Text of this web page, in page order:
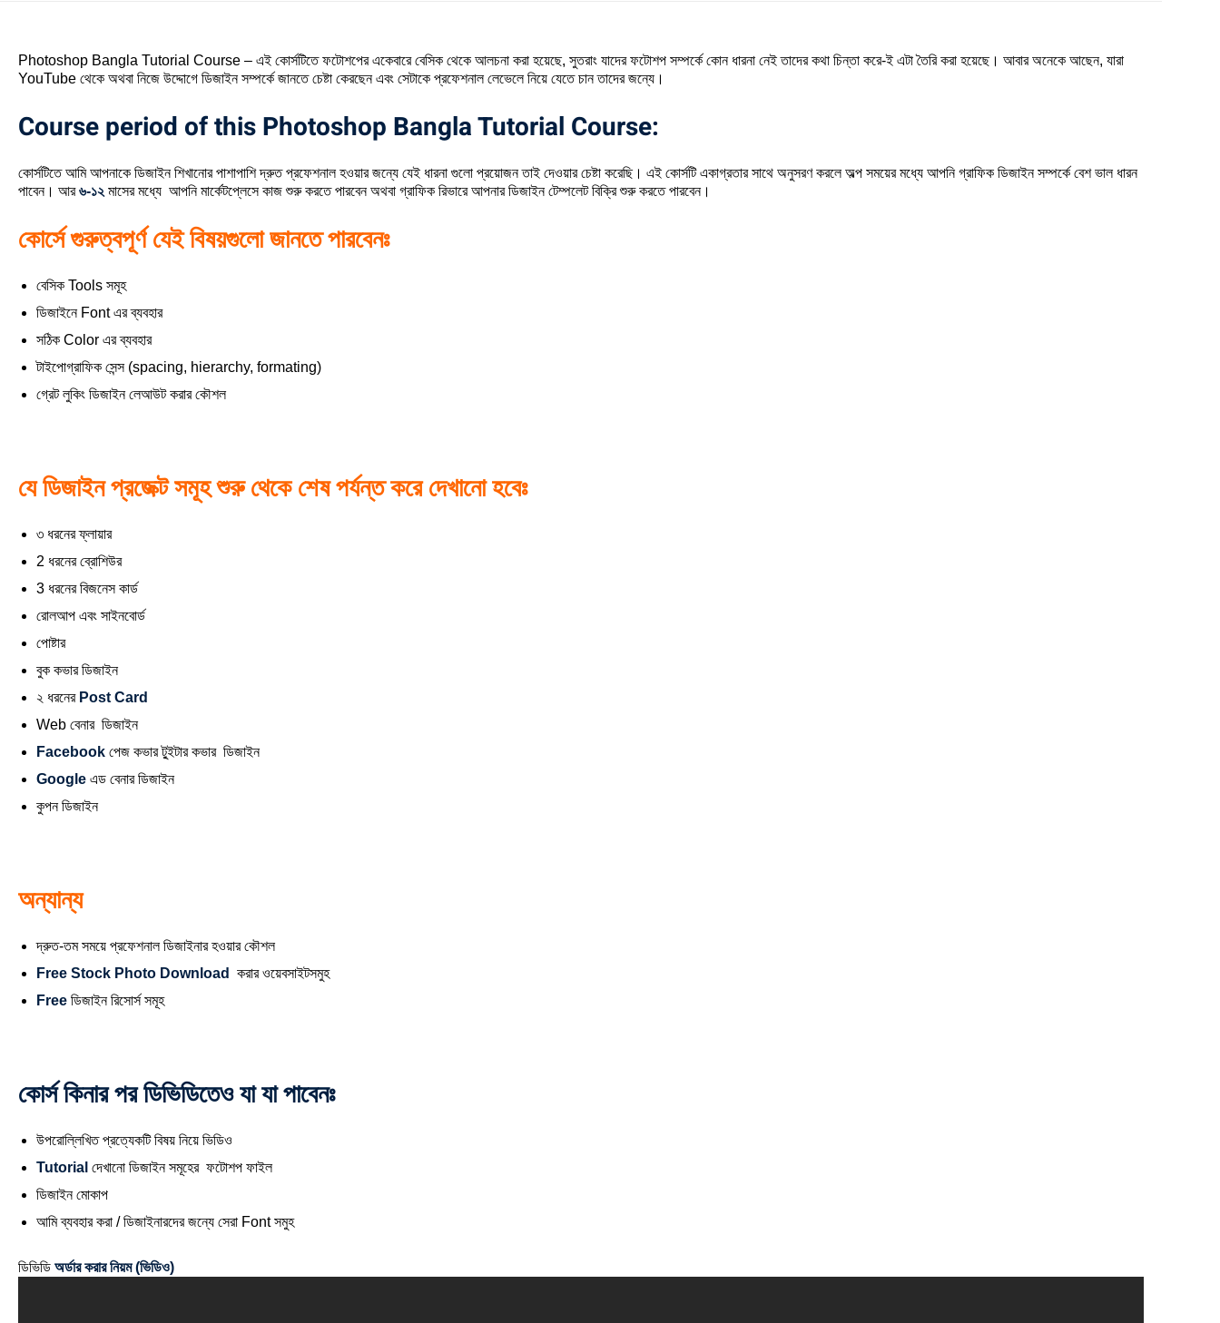
Photoshop Bangla Tutorial Course – এই কোর্সটিতে ফটোশপের একেবারে বেসিক থেকে আলচনা করা হয়েছে, সুতরাং যাদের ফটোশপ সম্পর্কে কোন ধারনা নেই তাদের কথা চিন্তা করে-ই এটা তৈরি করা হয়েছে। আবার অনেকে আছেন, যারা
YouTube থেকে অথবা নিজে উদ্দোগে ডিজাইন সম্পর্কে জানতে চেষ্টা কেরছেন এবং সেটাকে প্রফেশনাল লেভেলে নিয়ে যেতে চান তাদের জন্যে।
Course period of this Photoshop Bangla Tutorial Course:
কোর্সটিতে আমি আপনাকে ডিজাইন শিখানোর পাশাপাশি দ্রুত প্রফেশনাল হওয়ার জন্যে যেই ধারনা গুলো প্রয়োজন তাই দেওয়ার চেষ্টা করেছি। এই কোর্সটি একাগ্রতার সাথে অনুসরণ করলে অল্প সময়ের মধ্যে আপনি গ্রাফিক ডিজাইন সম্পর্কে বেশ ভাল ধারন
পাবেন। আর৬-১২ মাসের মধ্যে ‍ আপনি মার্কেটপ্লেসে কাজ শুরু করতে পারবেন অথবা গ্রাফিক রিভারে আপনার ডিজাইন টেম্পলেট বিক্রি শুরু করতে পারবেন।
কোর্সে গুরুত্বপূর্ণ যেই বিষয়গুলো জানতে পারবেনঃ
বেসিক Tools সমূহ
ডিজাইনে Font এর ব্যবহার
সঠিক Color এর ব্যবহার
টাইপোগ্রাফিক সেন্স (spacing, hierarchy, formating)
গ্রেট লুকিং ডিজাইন লেআউট করার কৌশল
যে ডিজাইন প্রজেক্ট সমূহ শুরু থেকে শেষ পর্যন্ত করে দেখানো হবেঃ
৩ ধরনের ফ্লায়ার
2 ধরনের ব্রোশিউর
3 ধরনের বিজনেস কার্ড
রোলআপ এবং সাইনবোর্ড
পোষ্টার
বুক কভার ডিজাইন
২ ধরনের Post Card
Web বেনার ডিজাইন
Facebook পেজ কভার টু্ইটার কভার ডিজাইন
Google এড বেনার ডিজাইন
কুপন ডিজাইন
অন্যান্য
দ্রুত-তম সময়ে প্রফেশনাল ডিজাইনার হওয়ার কৌশল
Free Stock Photo Download
করার ওয়েবসাইটসমুহ
Free ডিজাইন রিসোর্স সমূহ
কোর্স কিনার পর ডিভিডিতেও যা যা পাবেনঃ
উপরোল্লিখিত প্রত্যেকটি বিষয় নিয়ে ভিডিও
Tutorial দেখানো ডিজাইন সমূহের ফটোশপ ফাইল
ডিজাইন মোকাপ
আমি ব্যবহার করা / ডিজাইনারদের জন্যে সেরা Font সমুহ
ডিভিডি অর্ডার করার নিয়ম (ভিডিও)